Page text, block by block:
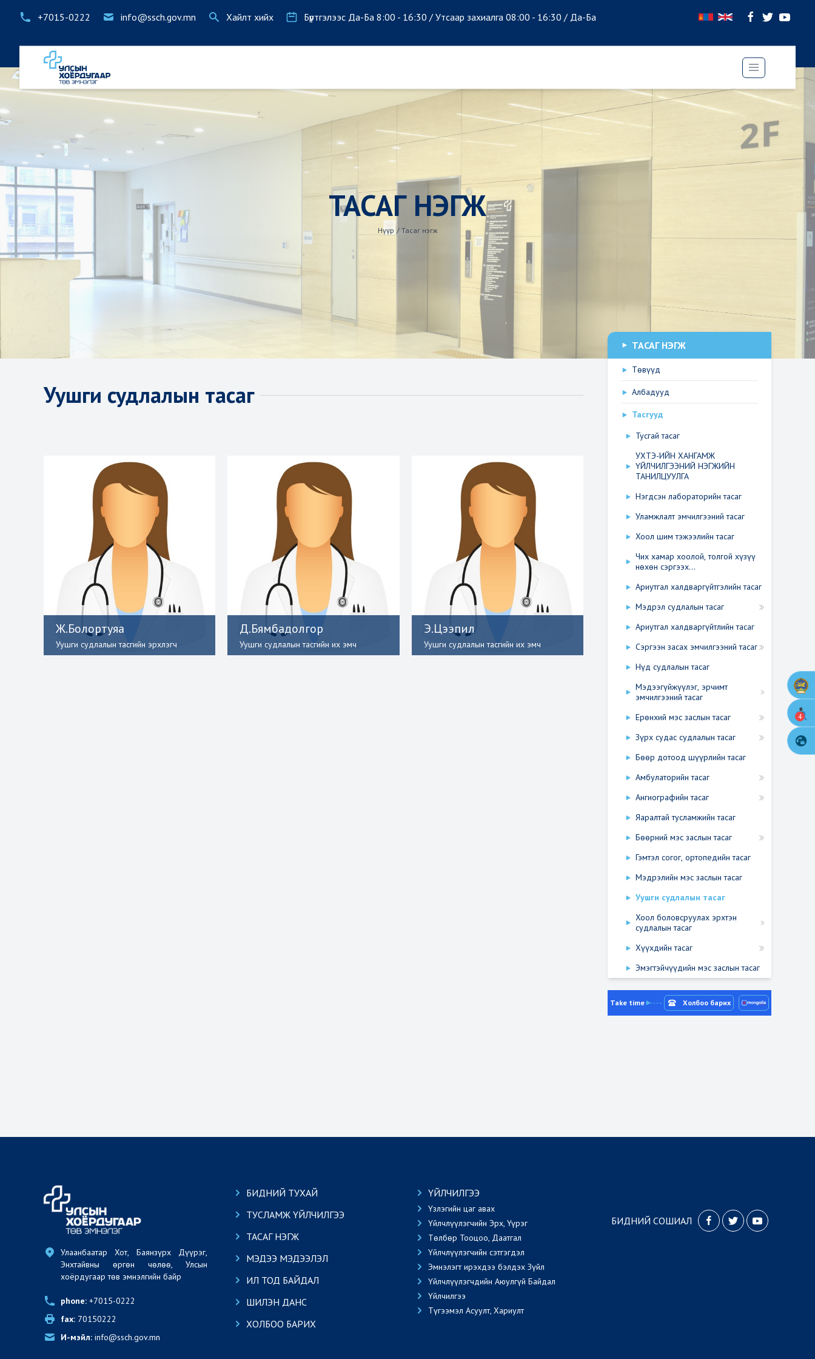
+7015-0222 info@ssch.gov.mn Хайлт хийх Бүртгэлээс Да-Ба 8:00 - 16:30 / Утсаар захиалга 08:00 - 16:30 / Да-Ба
ТАСАГ НЭГЖ
Нүүр / Тасаг нэгж
Уушги судлалын тасаг
Ж.Болортуяа
Уушги судлалын тасгийн эрхлэгч
Д.Бямбадолгор
Уушги судлалын тасгийн их эмч
Э.Цээпил
Уушги судлалын тасгийн их эмч
ТАСАГ НЭГЖ
Төвүүд
Албадууд
Тасгууд
Тусгай тасаг
УХТЭ-ИЙН ХАНГАМЖ
ҮЙЛЧИЛГЭЭНИЙ НЭГЖИЙН
ТАНИЛЦУУЛГА
Нэгдсэн лабораторийн тасаг
Уламжлалт эмчилгээний тасаг
Хоол шим тэжээлийн тасаг
Чих хамар хоолой, толгой хүзүү
нөхөн сэргээх...
Ариутгал халдваргүйтгэлийн тасаг
Мэдрэл судлалын тасаг
Ариутгал халдваргүйтлийн тасаг
Сэргээн засах эмчилгээний тасаг
Нүд судлалын тасаг
Мэдээгүйжүүлэг, эрчимт
эмчилгээний тасаг
Ерөнхий мэс заслын тасаг
Зүрх судас судлалын тасаг
Бөөр дотоод шүүрлийн тасаг
Амбулаторийн тасаг
Ангиографийн тасаг
Яаралтай тусламжийн тасаг
Бөөрний мэс заслын тасаг
Гэмтэл согог, ортопедийн тасаг
Мэдрэлийн мэс заслын тасаг
Уушги судлалын тасаг
Хоол боловсруулах эрхтэн
судлалын тасаг
Хүүхдийн тасаг
Эмэгтэйчүүдийн мэс заслын тасаг
Take time Холбоо барих
Улаанбаатар Хот, Баянзүрх Дүүрэг,
Энхтайвны өргөн чөлөө, Улсын
хоёрдугаар төв эмнэлгийн байр
phone: +7015-0222
fax: 70150222
И-мэйл: info@ssch.gov.mn
БИДНИЙ ТУХАЙ
ТУСЛАМЖ ҮЙЛЧИЛГЭЭ
ТАСАГ НЭГЖ
МЭДЭЭ МЭДЭЭЛЭЛ
ИЛ ТОД БАЙДАЛ
ШИЛЭН ДАНС
ХОЛБОО БАРИХ
ҮЙЛЧИЛГЭЭ
Үзлэгийн цаг авах
Үйлчлүүлэгчийн Эрх, Үүрэг
Төлбөр Тооцоо, Даатгал
Үйлчлүүлэгчийн сэтгэгдэл
Эмнэлэгт ирэхдээ бэлдэх Зүйл
Үйлчлүүлэгчдийн Аюулгүй Байдал
Үйлчилгээ
Түгээмэл Асуулт, Хариулт
БИДНИЙ СОШИАЛ
4